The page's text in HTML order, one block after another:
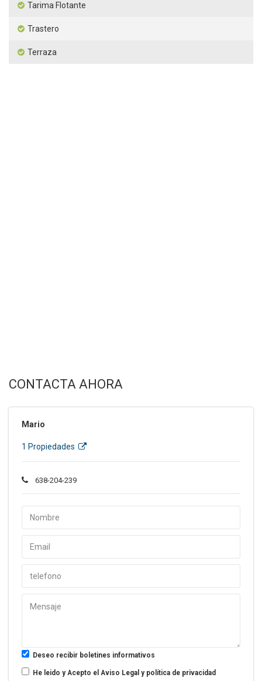
Tarima Flotante
Trastero
Terraza
CONTACTA AHORA
Mario
1 Propiedades
638-204-239
Deseo recibir boletines informativos
He leido y Acepto el Aviso Legal y política de privacidad